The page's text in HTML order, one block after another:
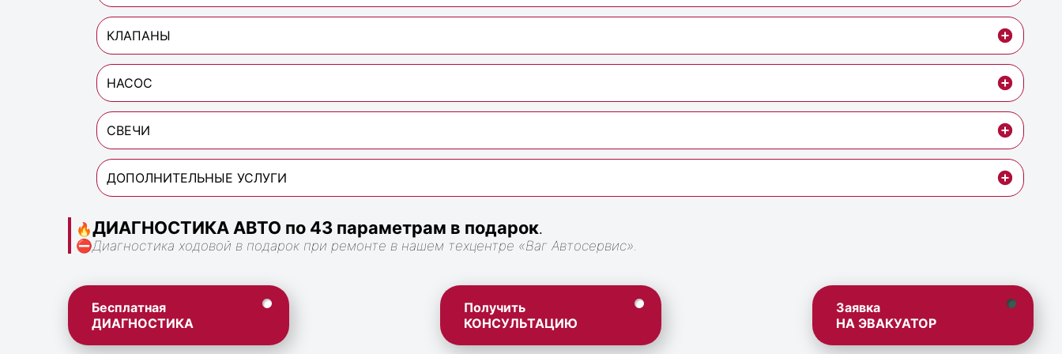
КЛАПАНЫ
НАСОС
СВЕЧИ
ДОПОЛНИТЕЛЬНЫЕ УСЛУГИ
🔥ДИАГНОСТИКА АВТО по 43 параметрам в подарок.
⛔Диагностика ходовой в подарок при ремонте в нашем техцентре «Ваг Автосервис».
Бесплатная
ДИАГНОСТИКА
Получить
КОНСУЛЬТАЦИЮ
Заявка
НА ЭВАКУАТОР